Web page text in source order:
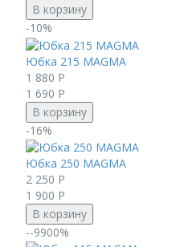
В корзину
-10%
Юбка 215 MAGMA
1 880 Р
1 690 Р
В корзину
-16%
Юбка 250 MAGMA
2 250 Р
1 900 Р
В корзину
--9900%